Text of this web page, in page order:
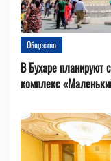
Общество
В Бухаре планируют
комплекс